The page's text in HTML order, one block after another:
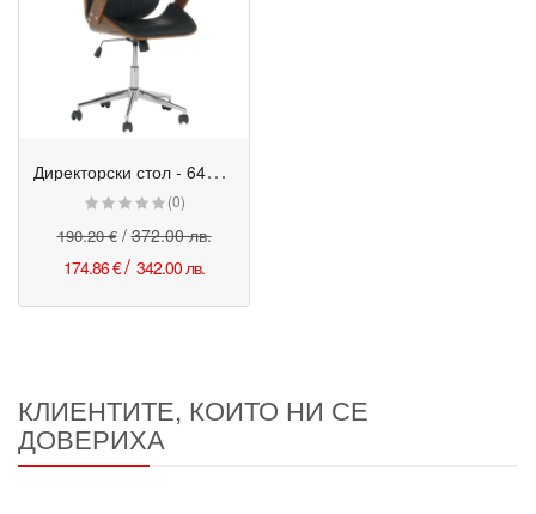
Промо Д
иректорски стол - 6408 орех-черен
(0)
190.20 €/372.00 лв.
174.86 €/ 342.00 лв.
КЛИЕНТИТЕ, КОИТО НИ СЕ
ДОВЕРИХА